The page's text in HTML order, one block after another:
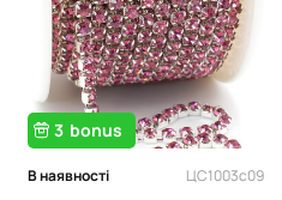
3 bonus
В наявності ЦС1003с09